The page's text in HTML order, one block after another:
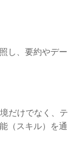
し、要約やデー
だけでなく、テ
（スキル）を通